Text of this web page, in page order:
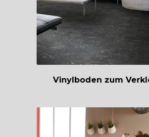
Vinylboden zum